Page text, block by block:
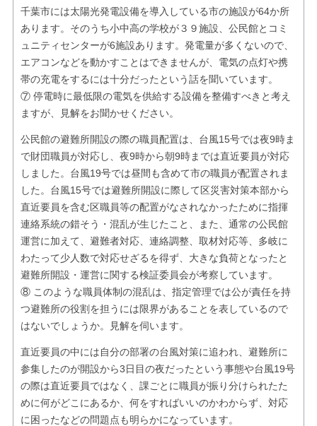
千葉市には太陽光発電設備を導入している市の施設が64か所
あります。そのうち小中高の学校が３９施設、公民館とコミ
ュニティセンターが6施設あります。発電量が多くないので、
エアコンなどを動かすことはできませんが、電気の点灯や携
帯の充電をするには十分だったという話を聞いています。
⑦ 停電時に最低限の電気を供給する設備を整備すべきと考え
ますが、見解をお聞かせください。
公民館の避難所開設の際の職員配置は、台風15号では夜9時ま
で財団職員が対応し、夜9時から朝9時までは直近要員が対応
しました。台風19号では昼間も含めて市の職員が配置されま
した。台風15号では避難所開設に際して区災害対策本部から
直近要員を含む区職員等の配置がなされなかったために指揮
連絡系統の錯そう・混乱が生じたこと、また、通常の公民館
運営に加えて、避難者対応、連絡調整、取材対応等、多岐に
わたって少人数で対応せざるを得ず、大きな負荷となったと
避難所開設・運営に関する検証委員会が考察しています。
⑧ このような職員体制の混乱は、指定管理では公が責任を持
つ避難所の役割を担うには限界があることを表しているので
はないでしょうか。見解を伺います。
直近要員の中には自分の部署の台風対策に追われ、避難所に
参集したのが開設から3日目の夜だったという事態や台風19号
の際は直近要員ではなく、課ごとに職員が振り分けられたた
めに何がどこにあるか、何をすればいいのかわからず、対応
に困ったなどの問題点も明らかになっています。